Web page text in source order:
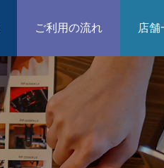
ご利用の流れ 店舗